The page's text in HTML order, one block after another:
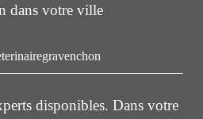
dans votre ville
disponibles. Dans votre